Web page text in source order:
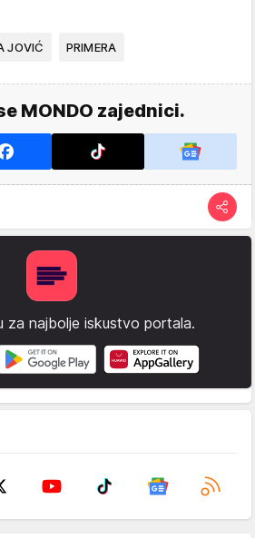
JOVIĆ PRIMERA
MONDO zajednici.
za najbolje iskustvo portala.